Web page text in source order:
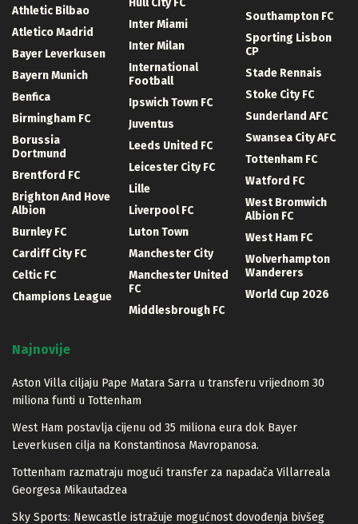
Athletic Bilbao
Atletico Madrid
Bayer Leverkusen
Bayern Munich
Benfica
Birmingham FC
Borussia
Dortmund
Brentford FC
Brighton And Hove
Albion
Burnley FC
Cardiff City FC
Celtic FC
Champions League
Inter Miami
Inter Milan
International
Football
Ipswich Town FC
Juventus
Leeds United FC
Leicester City FC
Lille
Liverpool FC
Luton Town
Manchester City
Manchester United
FC
Middlesbrough FC
Southampton FC
Sporting Lisbon
CP
Stade Rennais
Stoke City FC
Sunderland AFC
Swansea City AFC
Tottenham FC
Watford FC
West Bromwich
Albion FC
West Ham FC
Wolverhampton
Wanderers
World Cup 2026
Najnovije
Aston Villa ciljaju Pape Matara Sarra u transferu vrijednom 30
miliona funti u Tottenham
West Ham postavlja cijenu od 35 miliona eura dok Bayer
Leverkusen cilja na Konstantinosa Mavropanosa.
Tottenham razmatraju mogući transfer za napadača Villarreala
Georgesa Mikautadzea
Sky Sports: Newcastle istražuje mogućnost dovođenja bivšeg